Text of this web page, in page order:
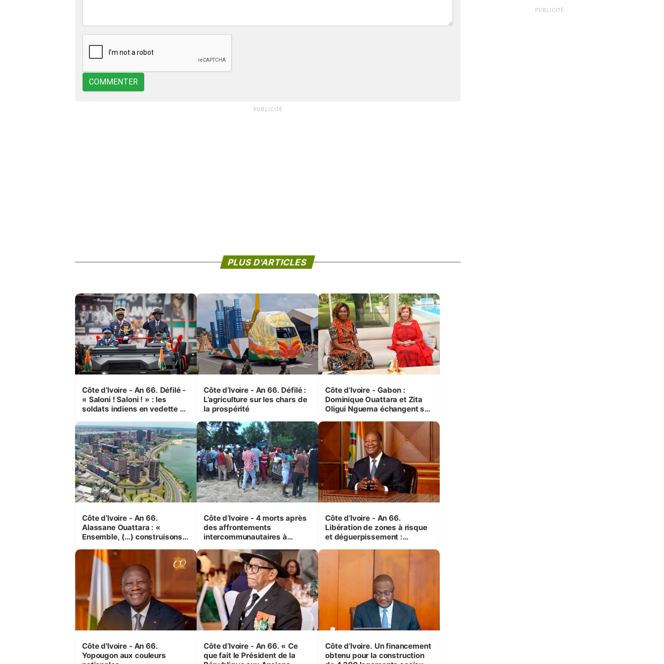
COMMENTER
PUBLICITÉ
PLUS D'ARTICLES
Côte d’Ivoire - An 66. Défilé -
« Saloni ! Saloni ! » : les
soldats indiens en vedette à
Côte d’Ivoire - An 66. Défilé :
L’agriculture sur les chars de
la prospérité
Côte d’Ivoire - Gabon :
Dominique Ouattara et Zita
Oligui Nguema échangent sur
femmes et des enfants
Côte d’Ivoire - An 66.
Alassane Ouattara : «
Ensemble, (…) construisons
mêmes et pour les
générations futures »
Côte d’Ivoire - 4 morts après
des affrontements
intercommunautaires à
correspondant au milieu des
sinistrés
Côte d’Ivoire - An 66.
Libération de zones à risque
et déguerpissement :
respect de l'Etat de droit pour
préserver les vies humaines
Côte d'Ivoire - An 66.
Yopougon aux couleurs
Côte d’Ivoire - An 66. « Ce
que fait le Président de la
Côte d’Ivoire. Un financement
obtenu pour la construction
PUBLICITÉ